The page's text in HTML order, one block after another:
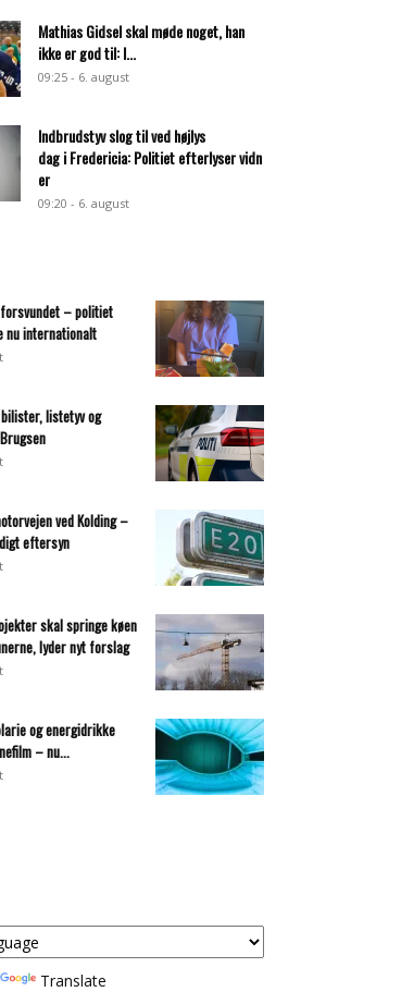
Mathias Gidsel skal møde noget, han
ikke er god til: I...
09:25 - 6. august
Indbrudstyv slog til ved højlys
dag i Fredericia: Politiet efterlyser vidn
er
09:20 - 6. august
– politiet
nu internationalt
listetyv og
ved Kolding –
eftersyn
skal springe køen
lyder nyt forslag
og energidrikke
– nu...
Translate